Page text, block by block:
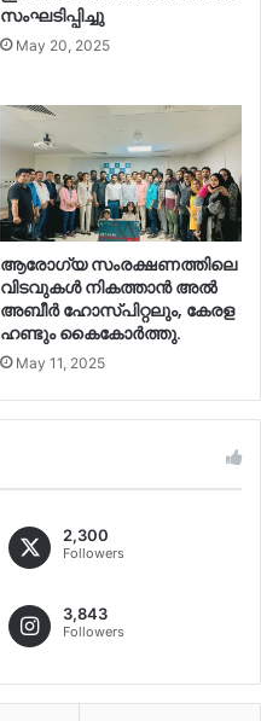
സംഘടിപ്പിച്ചു
May 20, 2025
ആരോഗ്യ സംരക്ഷണത്തിലെ
വിടവുകൾ നികത്താൻ അൽ
അബീർ ഹോസ്പിറ്റലും, കേരള
ഹണ്ടും കൈകോർത്തു.
May 11, 2025
2,300
Followers
3,843
Followers